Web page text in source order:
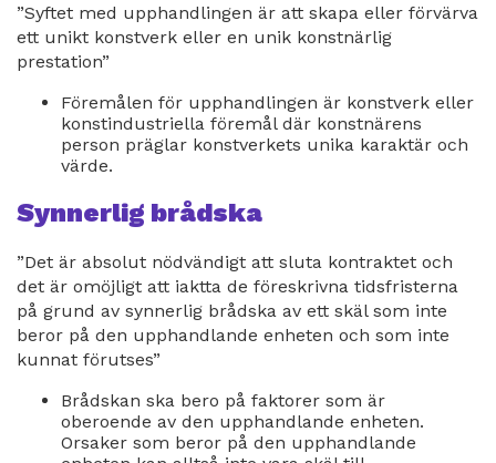
”Syftet med upphandlingen är att skapa eller förvärva
ett unikt konstverk eller en unik konstnärlig
prestation”
Föremålen för upphandlingen är konstverk eller
konstindustriella föremål där konstnärens
person präglar konstverkets unika karaktär och
värde.
Synnerlig brådska
”Det är absolut nödvändigt att sluta kontraktet och
det är omöjligt att iaktta de föreskrivna tidsfristerna
på grund av synnerlig brådska av ett skäl som inte
beror på den upphandlande enheten och som inte
kunnat förutses”
Brådskan ska bero på faktorer som är
oberoende av den upphandlande enheten.
Orsaker som beror på den upphandlande